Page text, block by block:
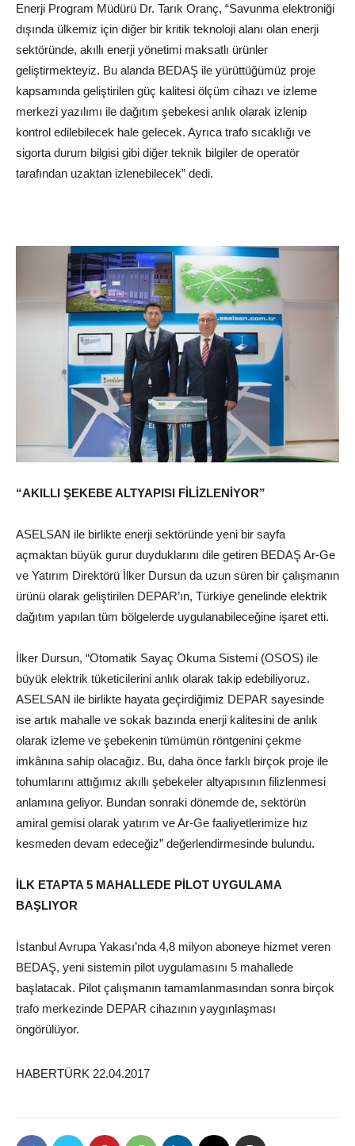
Enerji Program Müdürü Dr. Tarık Oranç, “Savunma elektroniği
dışında ülkemiz için diğer bir kritik teknoloji alanı olan enerji
sektöründe, akıllı enerji yönetimi maksatlı ürünler
geliştirmekteyiz. Bu alanda BEDAŞ ile yürüttüğümüz proje
kapsamında geliştirilen güç kalitesi ölçüm cihazı ve izleme
merkezi yazılımı ile dağıtım şebekesi anlık olarak izlenip
kontrol edilebilecek hale gelecek. Ayrıca trafo sıcaklığı ve
sigorta durum bilgisi gibi diğer teknik bilgiler de operatör
tarafından uzaktan izlenebilecek” dedi.
“AKILLI ŞEKEBE ALTYAPISI FİLİZLENİYOR”
ASELSAN ile birlikte enerji sektöründe yeni bir sayfa
açmaktan büyük gurur duyduklarını dile getiren BEDAŞ Ar-Ge
ve Yatırım Direktörü İlker Dursun da uzun süren bir çalışmanın
ürünü olarak geliştirilen DEPAR’ın, Türkiye genelinde elektrik
dağıtım yapılan tüm bölgelerde uygulanabileceğine işaret etti.
İlker Dursun, “Otomatik Sayaç Okuma Sistemi (OSOS) ile
büyük elektrik tüketicilerini anlık olarak takip edebiliyoruz.
ASELSAN ile birlikte hayata geçirdiğimiz DEPAR sayesinde
ise artık mahalle ve sokak bazında enerji kalitesini de anlık
olarak izleme ve şebekenin tümümün röntgenini çekme
imkânına sahip olacağız. Bu, daha önce farklı birçok proje ile
tohumlarını attığımız akıllı şebekeler altyapısının filizlenmesi
anlamına geliyor. Bundan sonraki dönemde de, sektörün
amiral gemisi olarak yatırım ve Ar-Ge faaliyetlerimize hız
kesmeden devam edeceğiz” değerlendirmesinde bulundu.
İLK ETAPTA 5 MAHALLEDE PİLOT UYGULAMA
BAŞLIYOR
İstanbul Avrupa Yakası’nda 4,8 milyon aboneye hizmet veren
BEDAŞ, yeni sistemin pilot uygulamasını 5 mahallede
başlatacak. Pilot çalışmanın tamamlanmasından sonra birçok
trafo merkezinde DEPAR cihazının yaygınlaşması
öngörülüyor.
HABERTÜRK 22.04.2017